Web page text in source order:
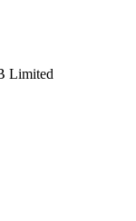
Limited